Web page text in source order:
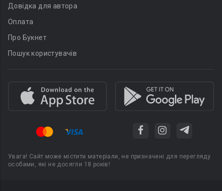
Довідка для автора
Оплата
Про Букнет
Пошук користувачів
Увага! Сайт може містити матеріали, не призначені для перегляду
особами, які не досягли 18 років!